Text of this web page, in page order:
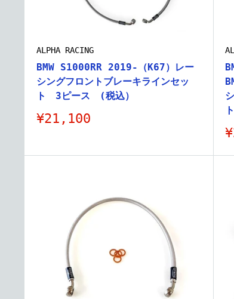
ALPHA RACING
BMW S1000RR 2019-（K67）レー
シングフロントブレーキラインセッ
ト 3ピース (税込）
販
格
¥21,100